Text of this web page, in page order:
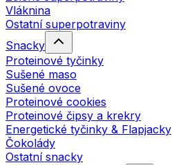
Vláknina
Ostatní superpotraviny
Snacky
Proteinové tyčinky
Sušené maso
Sušené ovoce
Proteinové cookies
Proteinové čipsy a krekry
Energetické tyčinky & Flapjacky
Čokolády
Ostatní snacky